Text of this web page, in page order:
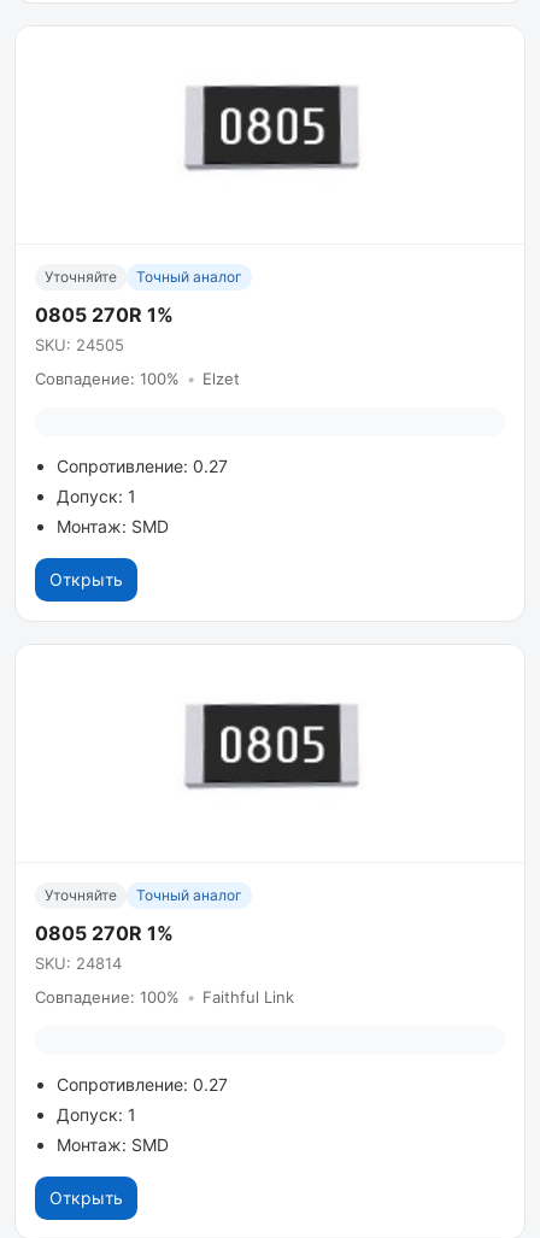
Уточняйте Точный аналог
0805 270R 1%
SKU: 24505
Совпадение: 100% • Elzet
Сопротивление: 0.27
Допуск: 1
Монтаж: SMD
Открыть
Уточняйте Точный аналог
0805 270R 1%
SKU: 24814
Совпадение: 100% • Faithful Link
Сопротивление: 0.27
Допуск: 1
Монтаж: SMD
Открыть